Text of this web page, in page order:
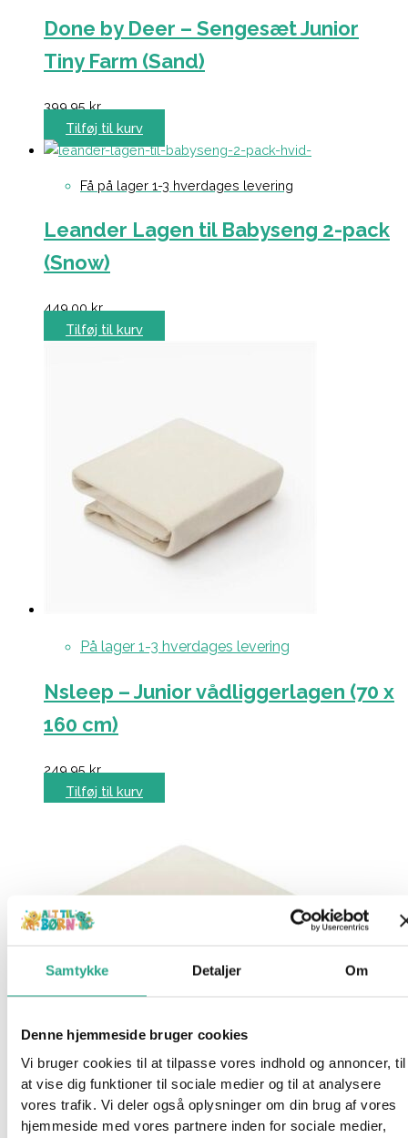
Samtykke Detaljer Om
Denne hjemmeside bruger cookies
Vi bruger cookies til at tilpasse vores indhold og annoncer, til
at vise dig funktioner til sociale medier og til at analysere
vores trafik. Vi deler også oplysninger om din brug af vores
hjemmeside med vores partnere inden for sociale medier,
Done by Deer – Sengesæt Junior
Tiny Farm (Sand)
399,95kr.
Tilføj til kurv
Få på lager 1-3 hverdages levering
Leander Lagen til Babyseng 2-pack
(Snow)
449,00kr.
Tilføj til kurv
På lager 1-3 hverdages levering
Nsleep – Junior vådliggerlagen (70 x
160 cm)
249,95kr.
Tilføj til kurv
På lager 1-3 hverdages levering